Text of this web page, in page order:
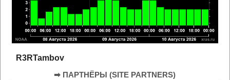
R3RTambov
➡ ПАРТНЁРЫ (SITE PARTNERS)